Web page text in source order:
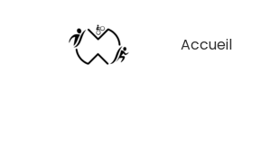
Accueil